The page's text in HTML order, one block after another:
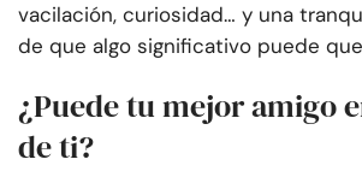
vacilación, curiosidad… y una
de que algo significativo puede
¿Puede tu mejor amigo
de ti?